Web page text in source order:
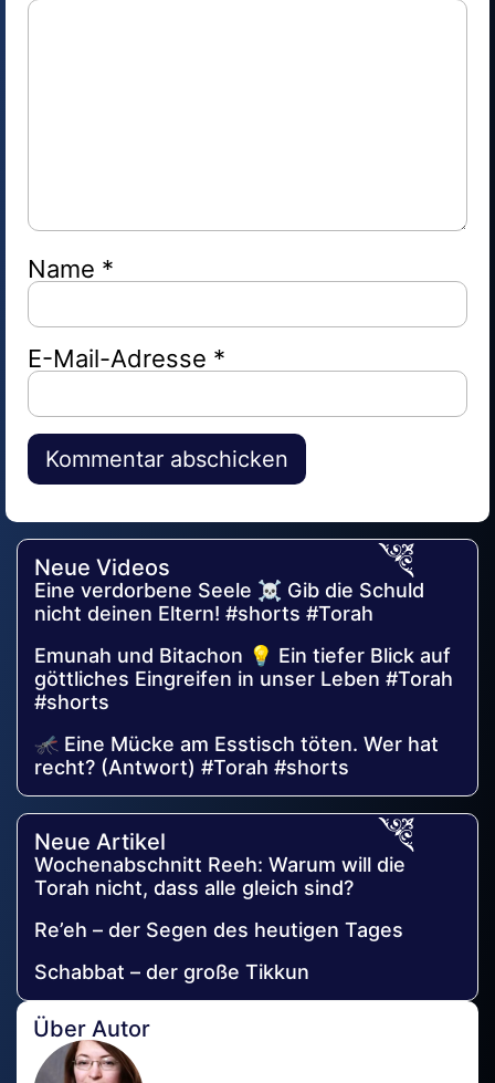
Name *
E-Mail-Adresse *
Alternative:
Neue Videos
Eine verdorbene Seele ☠️ Gib die Schuld
nicht deinen Eltern! #shorts #Torah
Emunah und Bitachon 💡 Ein tiefer Blick auf
göttliches Eingreifen in unser Leben #Torah
#shorts
🦟 Eine Mücke am Esstisch töten. Wer hat
recht? (Antwort) #Torah #shorts
Neue Artikel
Wochenabschnitt Reeh: Warum will die
Torah nicht, dass alle gleich sind?
Re’eh – der Segen des heutigen Tages
Schabbat – der große Tikkun
Über Autor